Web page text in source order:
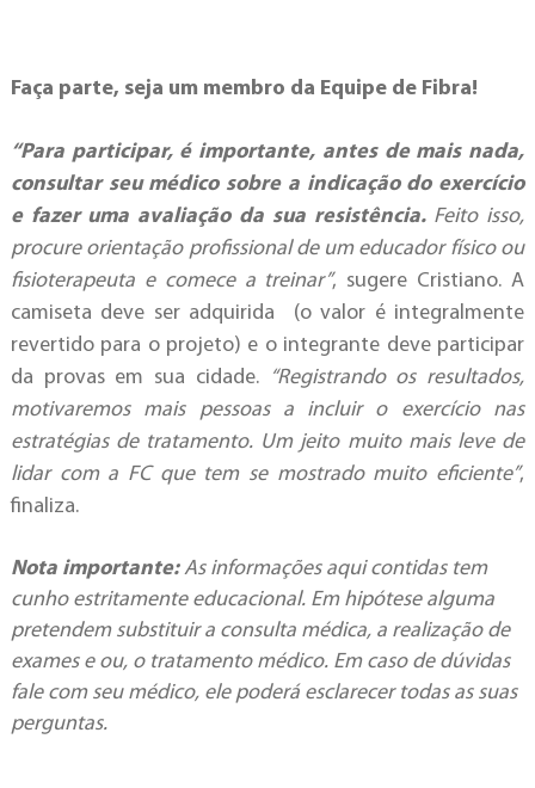
Faça parte, seja um membro da Equipe de Fibra!
“Para participar, é importante, antes de mais nada,
consultar seu médico sobre a indicação do exercício
e fazer uma avaliação da sua resistência.Feito isso,
procure orientação profissional de um educador físico ou
fisioterapeuta e comece a treinar”, sugere Cristiano. A
camiseta deve ser adquirida (o valor é integralmente
revertido para o projeto) e o integrante deve participar
da provas em sua cidade.
“Registrando os resultados,
motivaremos mais pessoas a incluir o exercício nas
estratégias de tratamento. Um jeito muito mais leve de
lidar com a FC que tem se mostrado muito eficiente”,
finaliza.
Nota importante:As informações aqui contidas tem
cunho estritamente educacional. Em hipótese alguma
pretendem substituir a consulta médica, a realização de
exames e ou, o tratamento médico. Em caso de dúvidas
fale com seu médico, ele poderá esclarecer todas as suas
perguntas.